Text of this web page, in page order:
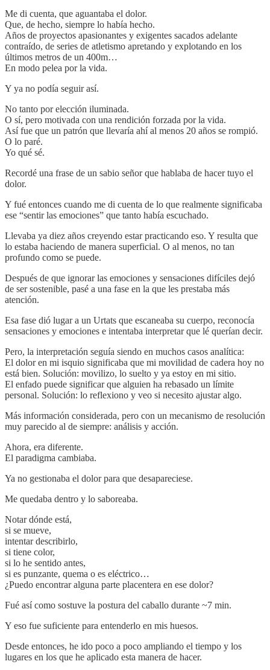
Me di cuenta, que aguantaba el dolor.
Que, de hecho, siempre lo había hecho.
Años de proyectos apasionantes y exigentes sacados adelante
contraído, de series de atletismo apretando y explotando en los
últimos metros de un 400m…
En modo pelea por la vida.
Y ya no podía seguir así.
No tanto por elección iluminada.
O sí, pero motivada con una rendición forzada por la vida.
Así fue que un patrón que llevaría ahí al menos 20 años se rompió.
O lo paré.
Yo qué sé.
Recordé una frase de un sabio señor que hablaba de hacer tuyo el
dolor.
Y fué entonces cuando me di cuenta de lo que realmente significaba
ese “sentir las emociones” que tanto había escuchado.
Llevaba ya diez años creyendo estar practicando eso. Y resulta que
lo estaba haciendo de manera superficial. O al menos, no tan
profundo como se puede.
Después de que ignorar las emociones y sensaciones difíciles dejó
de ser sostenible, pasé a una fase en la que les prestaba más
atención.
Esa fase dió lugar a un Urtats que escaneaba su cuerpo, reconocía
sensaciones y emociones e intentaba interpretar que lé querían decir.
Pero, la interpretación seguía siendo en muchos casos analítica:
El dolor en mi isquio significaba que mi movilidad de cadera hoy no
está bien. Solución: movilizo, lo suelto y ya estoy en mi sitio.
El enfado puede significar que alguien ha rebasado un límite
personal. Solución: lo reflexiono y veo si necesito ajustar algo.
Más información considerada, pero con un mecanismo de resolución
muy parecido al de siempre: análisis y acción.
Ahora, era diferente.
El paradigma cambiaba.
Ya no gestionaba el dolor para que desapareciese.
Me quedaba dentro y lo saboreaba.
Notar dónde está,
si se mueve,
intentar describirlo,
si tiene color,
si lo he sentido antes,
si es punzante, quema o es eléctrico…
¿Puedo encontrar alguna parte placentera en ese dolor?
Fué así como sostuve la postura del caballo durante ~7 min.
Y eso fue suficiente para entenderlo en mis huesos.
Desde entonces, he ido poco a poco ampliando el tiempo y los
lugares en los que he aplicado esta manera de hacer.